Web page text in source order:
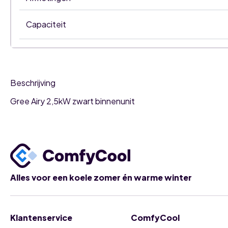
Capaciteit
Beschrijving
Gree Airy 2,5kW zwart binnenunit
Alles voor een koele zomer én warme winter
Klantenservice ComfyCool